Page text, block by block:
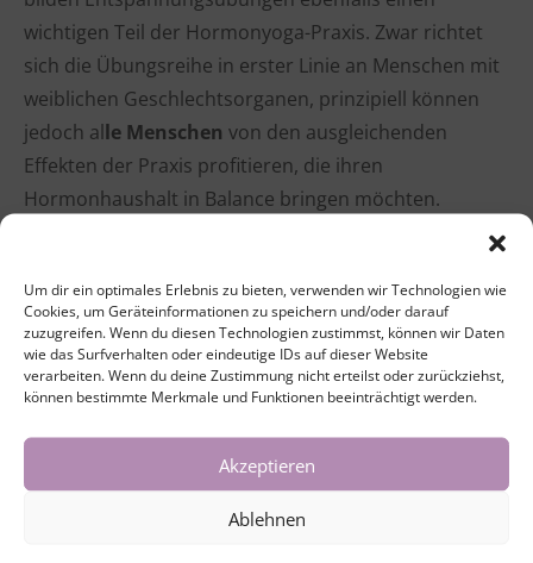
Um dir ein optimales Erlebnis zu bieten, verwenden wir Technologien wie
Cookies, um Geräteinformationen zu speichern und/oder darauf
zuzugreifen. Wenn du diesen Technologien zustimmst, können wir Daten
wie das Surfverhalten oder eindeutige IDs auf dieser Website
verarbeiten. Wenn du deine Zustimmung nicht erteilst oder zurückziehst,
können bestimmte Merkmale und Funktionen beeinträchtigt werden.
Akzeptieren
Ablehnen
wichtigen Teil der Hormonyoga-Praxis. Zwar richtet
sich die Übungsreihe in erster Linie an Menschen mit
weiblichen Geschlechtsorganen, prinzipiell können
jedoch alle Menschen von den ausgleichenden
Effekten der Praxis profitieren, die ihren
Hormonhaushalt in Balance bringen möchten.
werden darf bei Brustkrebs oder schwerer
Endometriose bzw. bei Krebserkrankungen oder
Krankheiten generell, die hormoninduziert
(hormonell bedingten Ursprungs) sind. Während der
Osteoporose, schweren Herz-Kreislauf-Erkrankungen,
Bluthochdruck oder behandlungsbedürftigen
Depressionen sollte von Hormonyoga ebenfalls